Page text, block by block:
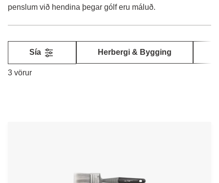
penslum við hendina þegar gólf eru máluð.
3 vörur
Sía Herbergi & Bygging